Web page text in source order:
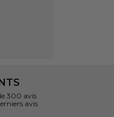
300 avis
avis